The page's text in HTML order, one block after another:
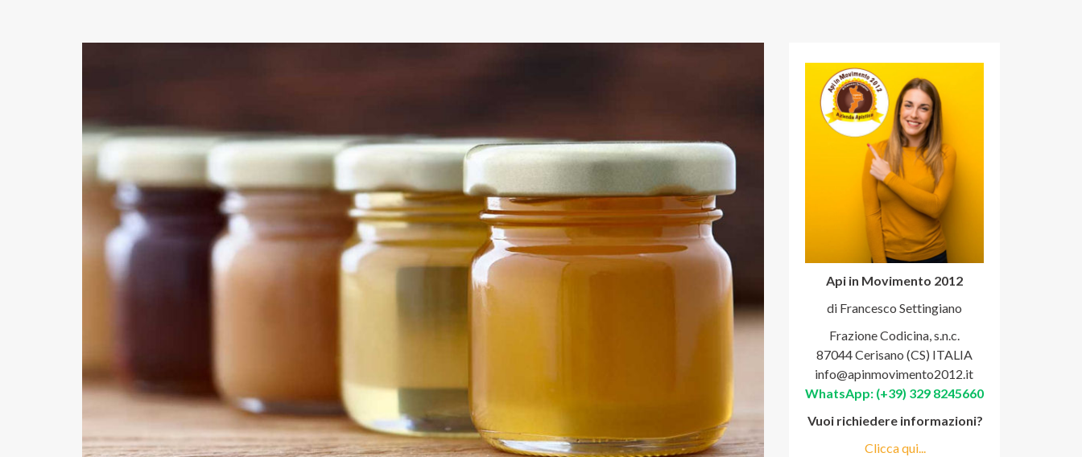
Api in Movimento 2012
di Francesco Settingiano
Frazione Codicina, s.n.c.
87044 Cerisano (CS) ITALIA
info@apinmovimento2012.it
WhatsApp: (+39) 329 8245660
Vuoi richiedere informazioni?
Clicca qui...